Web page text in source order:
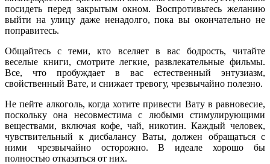
посидеть перед закрытым окном. Воспротивьтесь желанию
выйти на улицу даже ненадолго, пока вы окончательно не
поправитесь.
Общайтесь с теми, кто вселяет в вас бодрость, читайте
веселые книги, смотрите легкие, развлекательные фильмы.
Все, что пробуждает в вас естественный энтузиазм,
свойственный Вате, и снижает тревогу, чрезвычайно полезно.
Не пейте алкоголь, когда хотите привести Вату в равновесие,
поскольку она несовместима с любыми стимулирующими
веществами, включая кофе, чай, никотин. Каждый человек,
чувствительный к дисбалансу Ваты, должен обращаться с
ними чрезвычайно осторожно. В идеале хорошо бы
полностью отказаться от них.